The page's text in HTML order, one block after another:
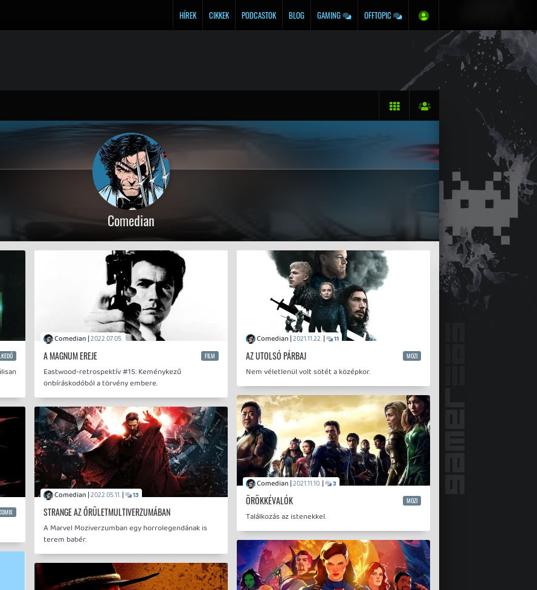
HÍREK CIKKEK PODCASTOK BLOG GAMING OFFTOPIC
Comedian
Comedian |2022.07.05.
A MAGNUM EREJE FILM
Eastwood-retrospektív #15: Keménykezű
önbíráskodóból a törvény embere.
Comedian |2022.05.11.| 13
STRANGE AZ ŐRÜLETMULTIVERZUMÁBAN
A Marvel Moziverzumban egy horrolegendának is
terem babér.
Comedian |2021.11.22.| 11
AZ UTOLSÓ PÁRBAJ MOZI
Nem véletlenül volt sötét a középkor.
Comedian |2021.11.10.| 3
ÖRÖKKÉVALÓK MOZI
Találkozás az istenekkel.